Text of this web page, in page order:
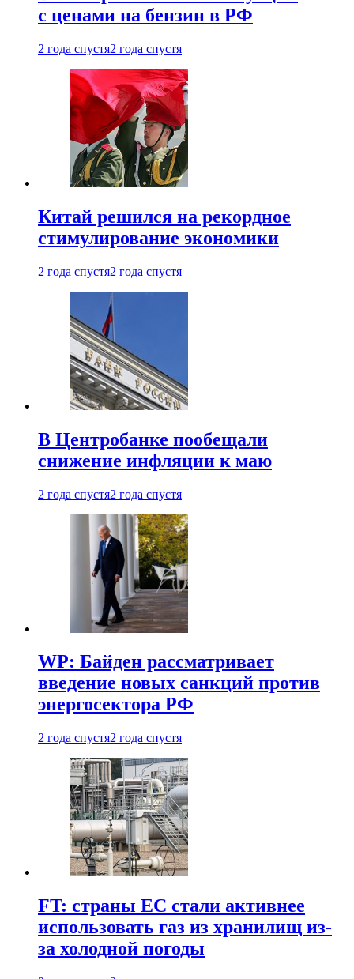
с ценами на бензин в РФ
2 года спустя2 года спустя
Китай решился на рекордное
стимулирование экономики
2 года спустя2 года спустя
В Центробанке пообещали
снижение инфляции к маю
2 года спустя2 года спустя
WP: Байден рассматривает
введение новых санкций против
энергосектора РФ
2 года спустя2 года спустя
FT: страны ЕС стали активнее
использовать газ из хранилищ из-
за холодной погоды